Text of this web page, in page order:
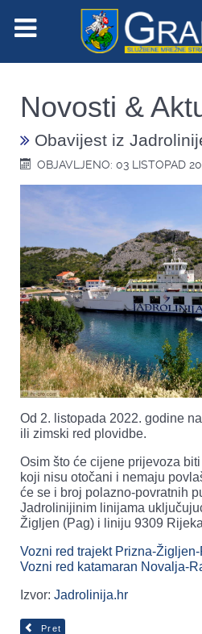
Novosti &
Obavijest iz
OBJAVLJENO: 03 LISTOPAD
Od 2. listopada 2022. godine
ili zimski red plovidbe.
Osim što će cijene prijevoza
koji nisu otočani i nemaju
će se i broj polazno-povratnih
Jadrolinijinim linijama
Žigljen (Pag) i liniju 9309
Vozni red trajekt Prizna-
Vozni red katamaran Novalja-
Izvor: Jadrolinija.hr
Pret